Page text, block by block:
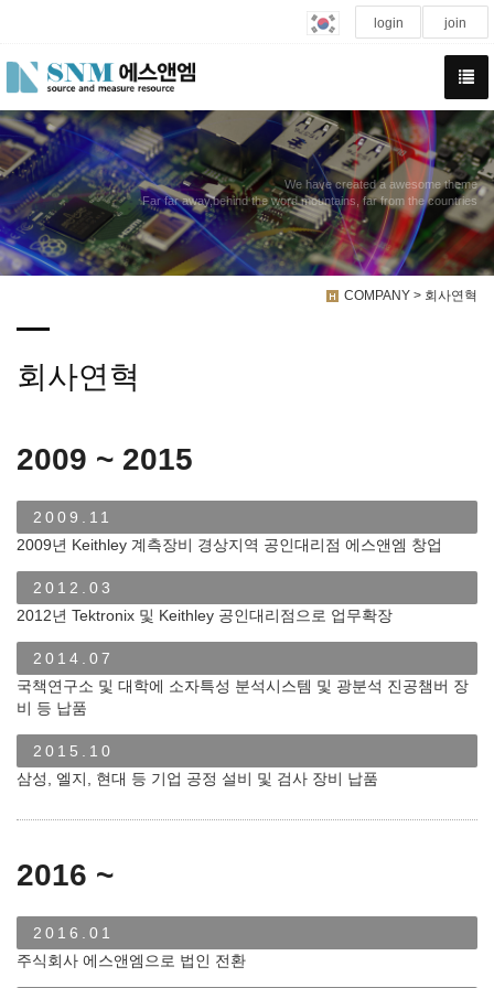
login join
We have created a awesome theme
Far far away,behind the word mountains, far from the countries
COMPANY > 회사연혁
회사연혁
2009 ~ 2015
2009.11
2009년 Keithley 계측장비 경상지역 공인대리점 에스앤엠 창업
2012.03
2012년 Tektronix 및 Keithley 공인대리점으로 업무확장
2014.07
국책연구소 및 대학에 소자특성 분석시스템 및 광분석 진공챔버 장
비 등 납품
2015.10
삼성, 엘지, 현대 등 기업 공정 설비 및 검사 장비 납품
2016 ~
2016.01
주식회사 에스앤엠으로 법인 전환